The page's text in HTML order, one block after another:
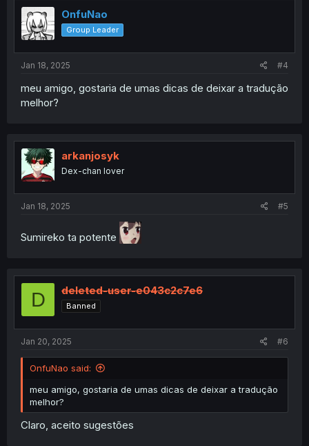
OnfuNao
Group Leader
Jan 18, 2025 #4
meu amigo, gostaria de umas dicas de deixar a tradução
melhor?
arkanjosyk
Dex-chan lover
Jan 18, 2025 #5
Sumireko ta potente
D deleted-user-e043c2c7e6
Banned
Jan 20, 2025 #6
OnfuNao said:
meu amigo, gostaria de umas dicas de deixar a tradução
melhor?
Claro, aceito sugestões